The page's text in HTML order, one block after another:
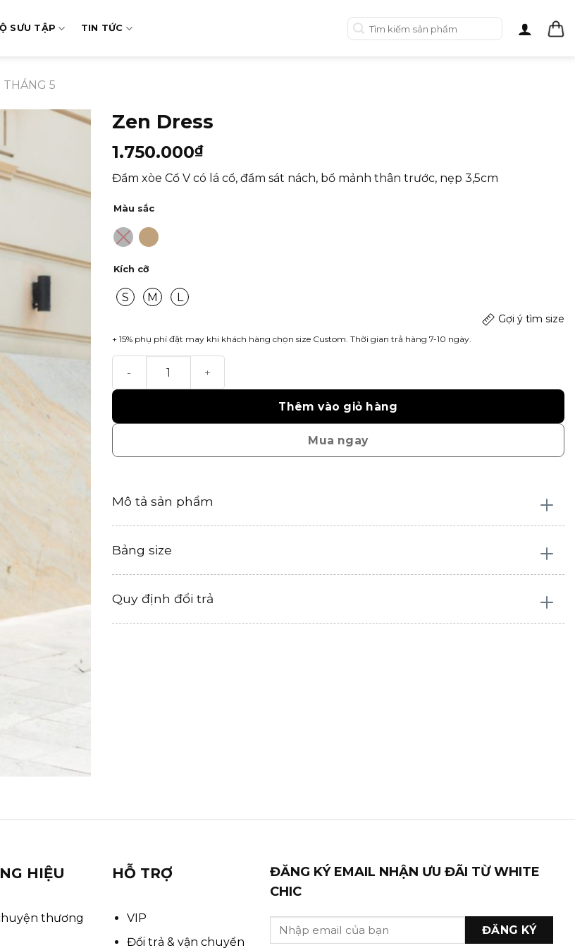
SƯU TẬP TIN TỨC
Tìm
kiếm:
THÁNG 5
Zen Dress
1.750.000₫
Đầm xòe Cổ V có lá cổ, đầm sát nách, bổ mảnh thân trước, nẹp 3,5cm
Màu sắc
Kích cỡ
S M L
+ 15% phụ phí đặt may khi khách hàng chọn size Custom. Thời gian trả hàng 7-10 ngày.
Gợi ý tìm size
Thêm vào giỏ hàng
Mua ngay
Mô tả sản phẩm
Bảng size
Quy định đổi trả
HIỆU
thương
HỖ TRỢ
VIP
Đổi trả & vận chuyển
ĐĂNG KÝ EMAIL NHẬN ƯU ĐÃI TỪ WHITE
CHIC